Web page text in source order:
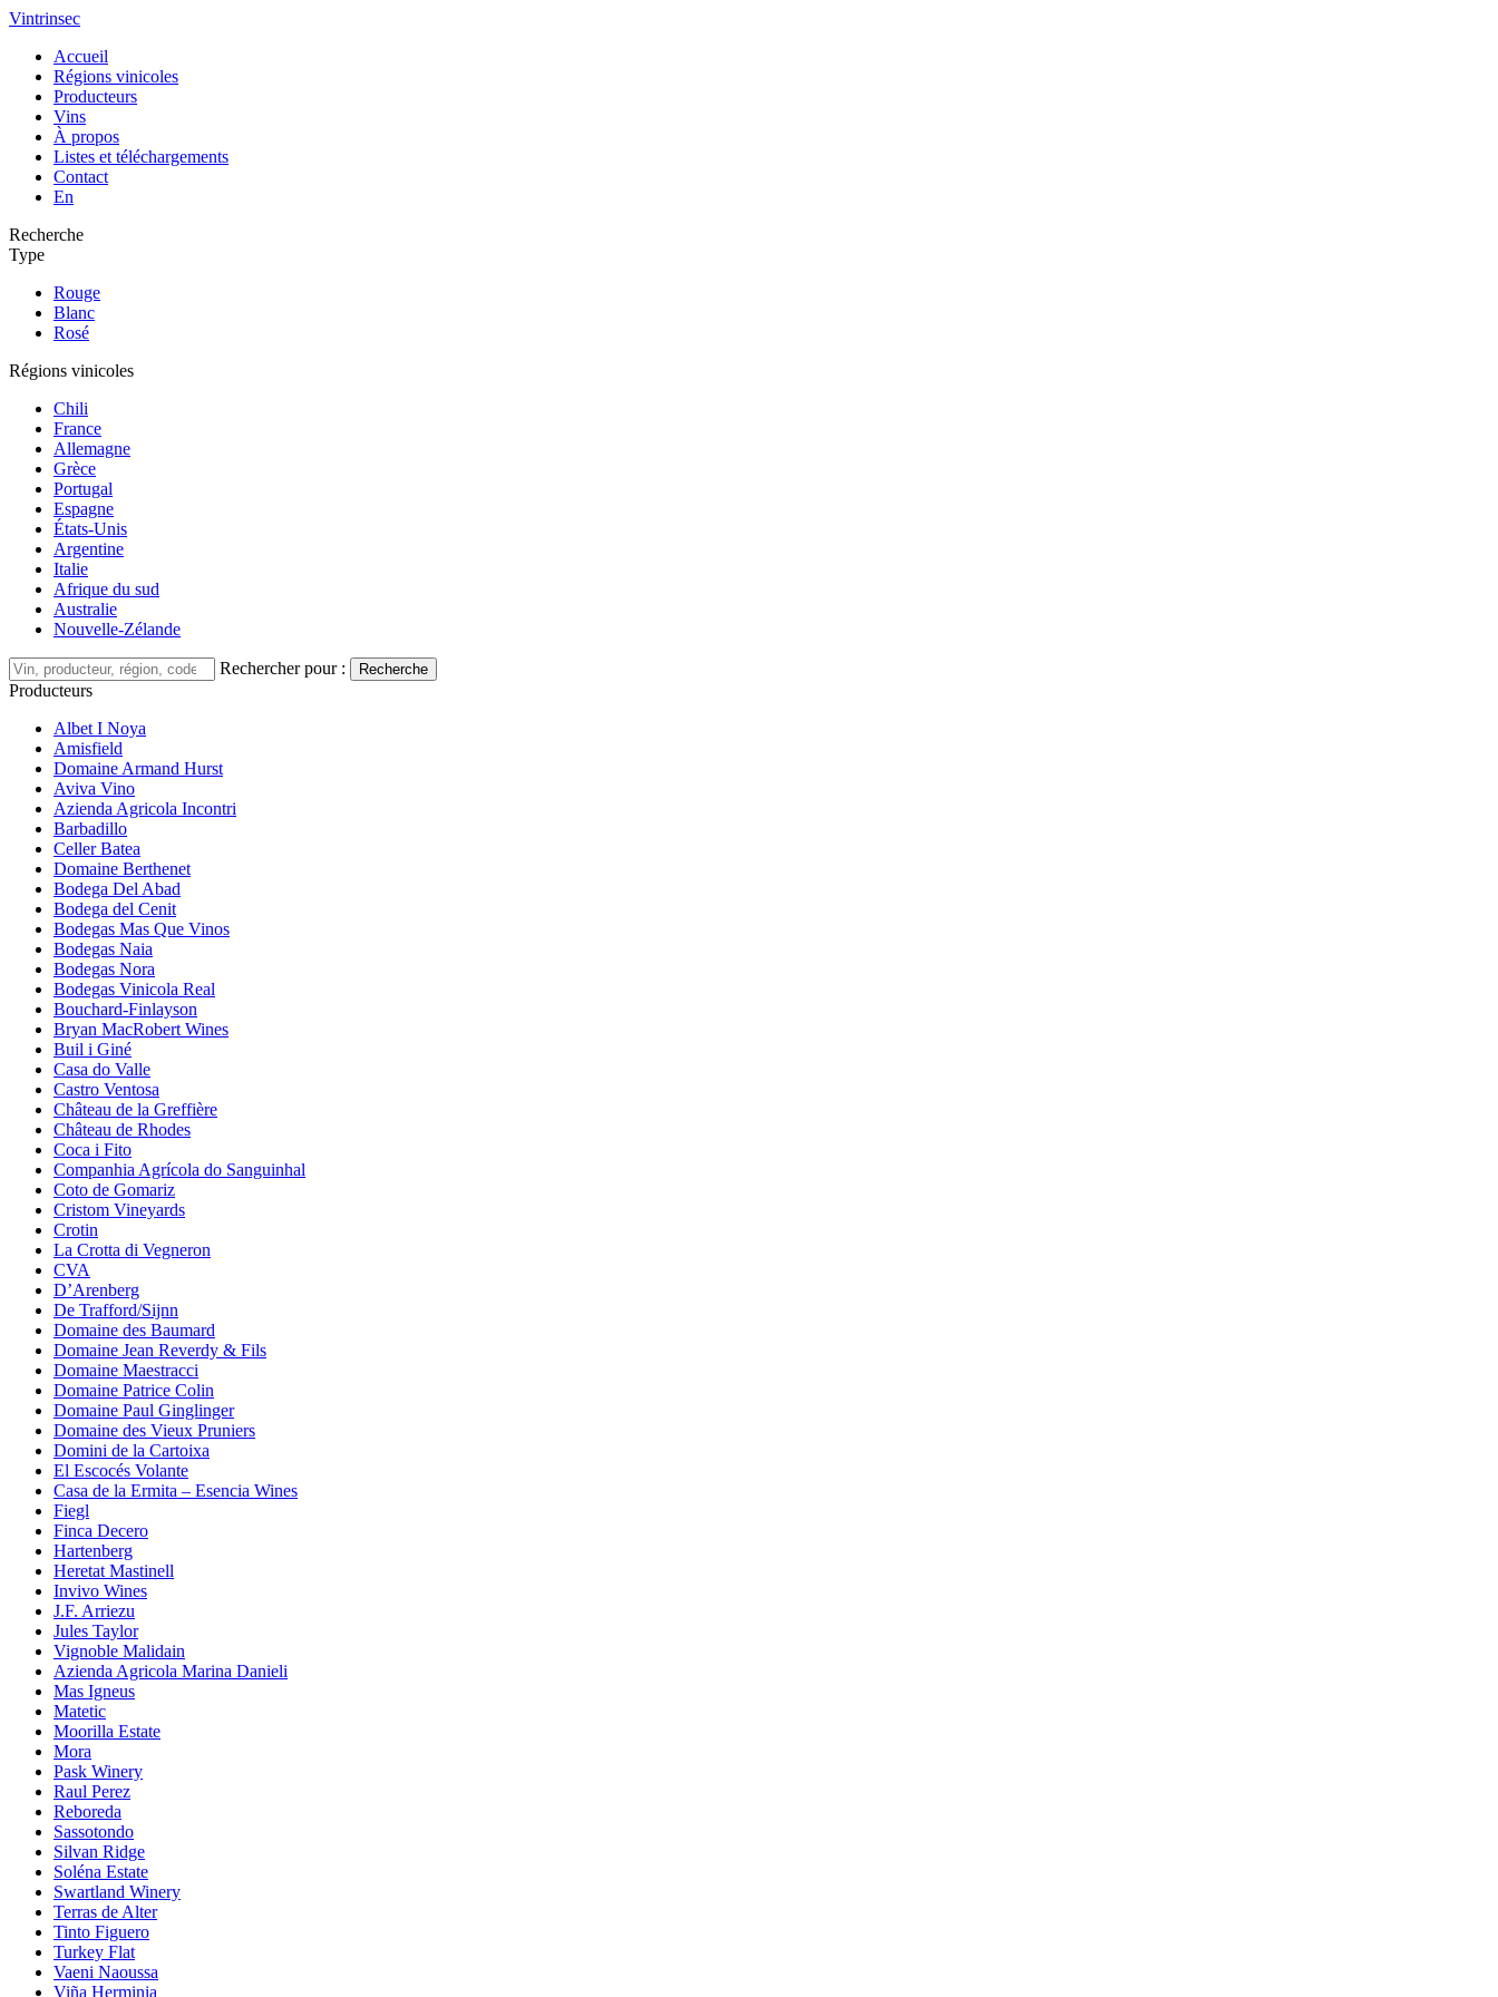
Vintrinsec
Accueil
Régions vinicoles
Producteurs
Vins
À propos
Listes et téléchargements
Contact
En
Recherche
Type
Rouge
Blanc
Rosé
Régions vinicoles
Chili
France
Allemagne
Grèce
Portugal
Espagne
États-Unis
Argentine
Italie
Afrique du sud
Australie
Nouvelle-Zélande
Rechercher pour : Recherche
Producteurs
Albet I Noya
Amisfield
Domaine Armand Hurst
Aviva Vino
Azienda Agricola Incontri
Barbadillo
Celler Batea
Domaine Berthenet
Bodega Del Abad
Bodega del Cenit
Bodegas Mas Que Vinos
Bodegas Naia
Bodegas Nora
Bodegas Vinicola Real
Bouchard-Finlayson
Bryan MacRobert Wines
Buil i Giné
Casa do Valle
Castro Ventosa
Château de la Greffière
Château de Rhodes
Coca i Fito
Companhia Agrícola do Sanguinhal
Coto de Gomariz
Cristom Vineyards
Crotin
La Crotta di Vegneron
CVA
D’Arenberg
De Trafford/Sijnn
Domaine des Baumard
Domaine Jean Reverdy & Fils
Domaine Maestracci
Domaine Patrice Colin
Domaine Paul Ginglinger
Domaine des Vieux Pruniers
Domini de la Cartoixa
El Escocés Volante
Casa de la Ermita – Esencia Wines
Fiegl
Finca Decero
Hartenberg
Heretat Mastinell
Invivo Wines
J.F. Arriezu
Jules Taylor
Vignoble Malidain
Azienda Agricola Marina Danieli
Mas Igneus
Matetic
Moorilla Estate
Mora
Pask Winery
Raul Perez
Reboreda
Sassotondo
Silvan Ridge
Soléna Estate
Swartland Winery
Terras de Alter
Tinto Figuero
Turkey Flat
Vaeni Naoussa
Viña Herminia